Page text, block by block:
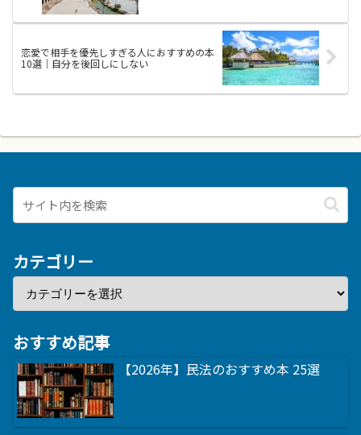
恋愛で相手を優先しすぎる人におすすめの本
10選｜自分を後回しにしない
カテゴリー
おすすめ記事
【2026年】民法のおすすめ本 25選